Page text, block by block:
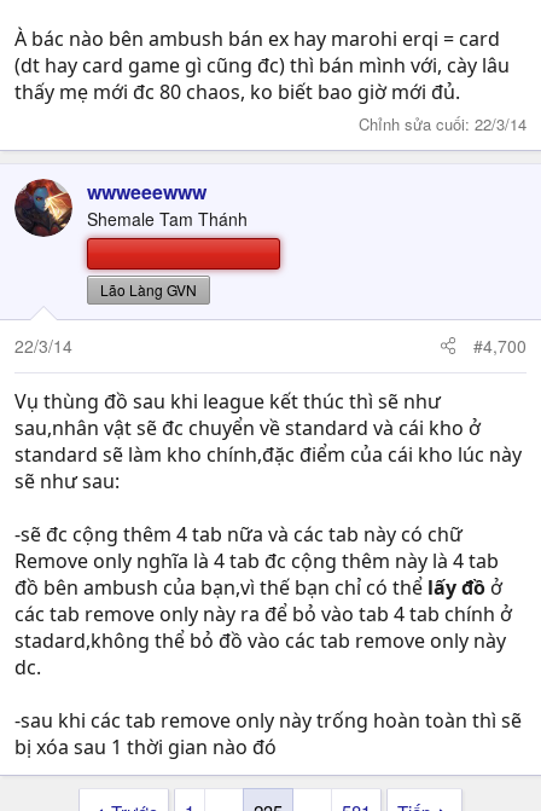
À bác nào bên ambush bán ex hay marohi erqi = card
(dt hay card game gì cũng đc) thì bán mình với, cày lâu
thấy mẹ mới đc 80 chaos, ko biết bao giờ mới đủ.
Chỉnh sửa cuối: 22/3/14
wwweeewww
Shemale Tam Thánh
Lão Làng GVN
22/3/14 #4,700
Vụ thùng đồ sau khi league kết thúc thì sẽ như
sau,nhân vật sẽ đc chuyển về standard và cái kho ở
standard sẽ làm kho chính,đặc điểm của cái kho lúc này
sẽ như sau:
-sẽ đc cộng thêm 4 tab nữa và các tab này có chữ
Remove only nghĩa là 4 tab đc cộng thêm này là 4 tab
đồ bên ambush của bạn,vì thế bạn chỉ có thể lấy đồở
các tab remove only này ra để bỏ vào tab 4 tab chính ở
stadard,không thể bỏ đồ vào các tab remove only này
dc.
-sau khi các tab remove only này trống hoàn toàn thì sẽ
bị xóa sau 1 thời gian nào đó